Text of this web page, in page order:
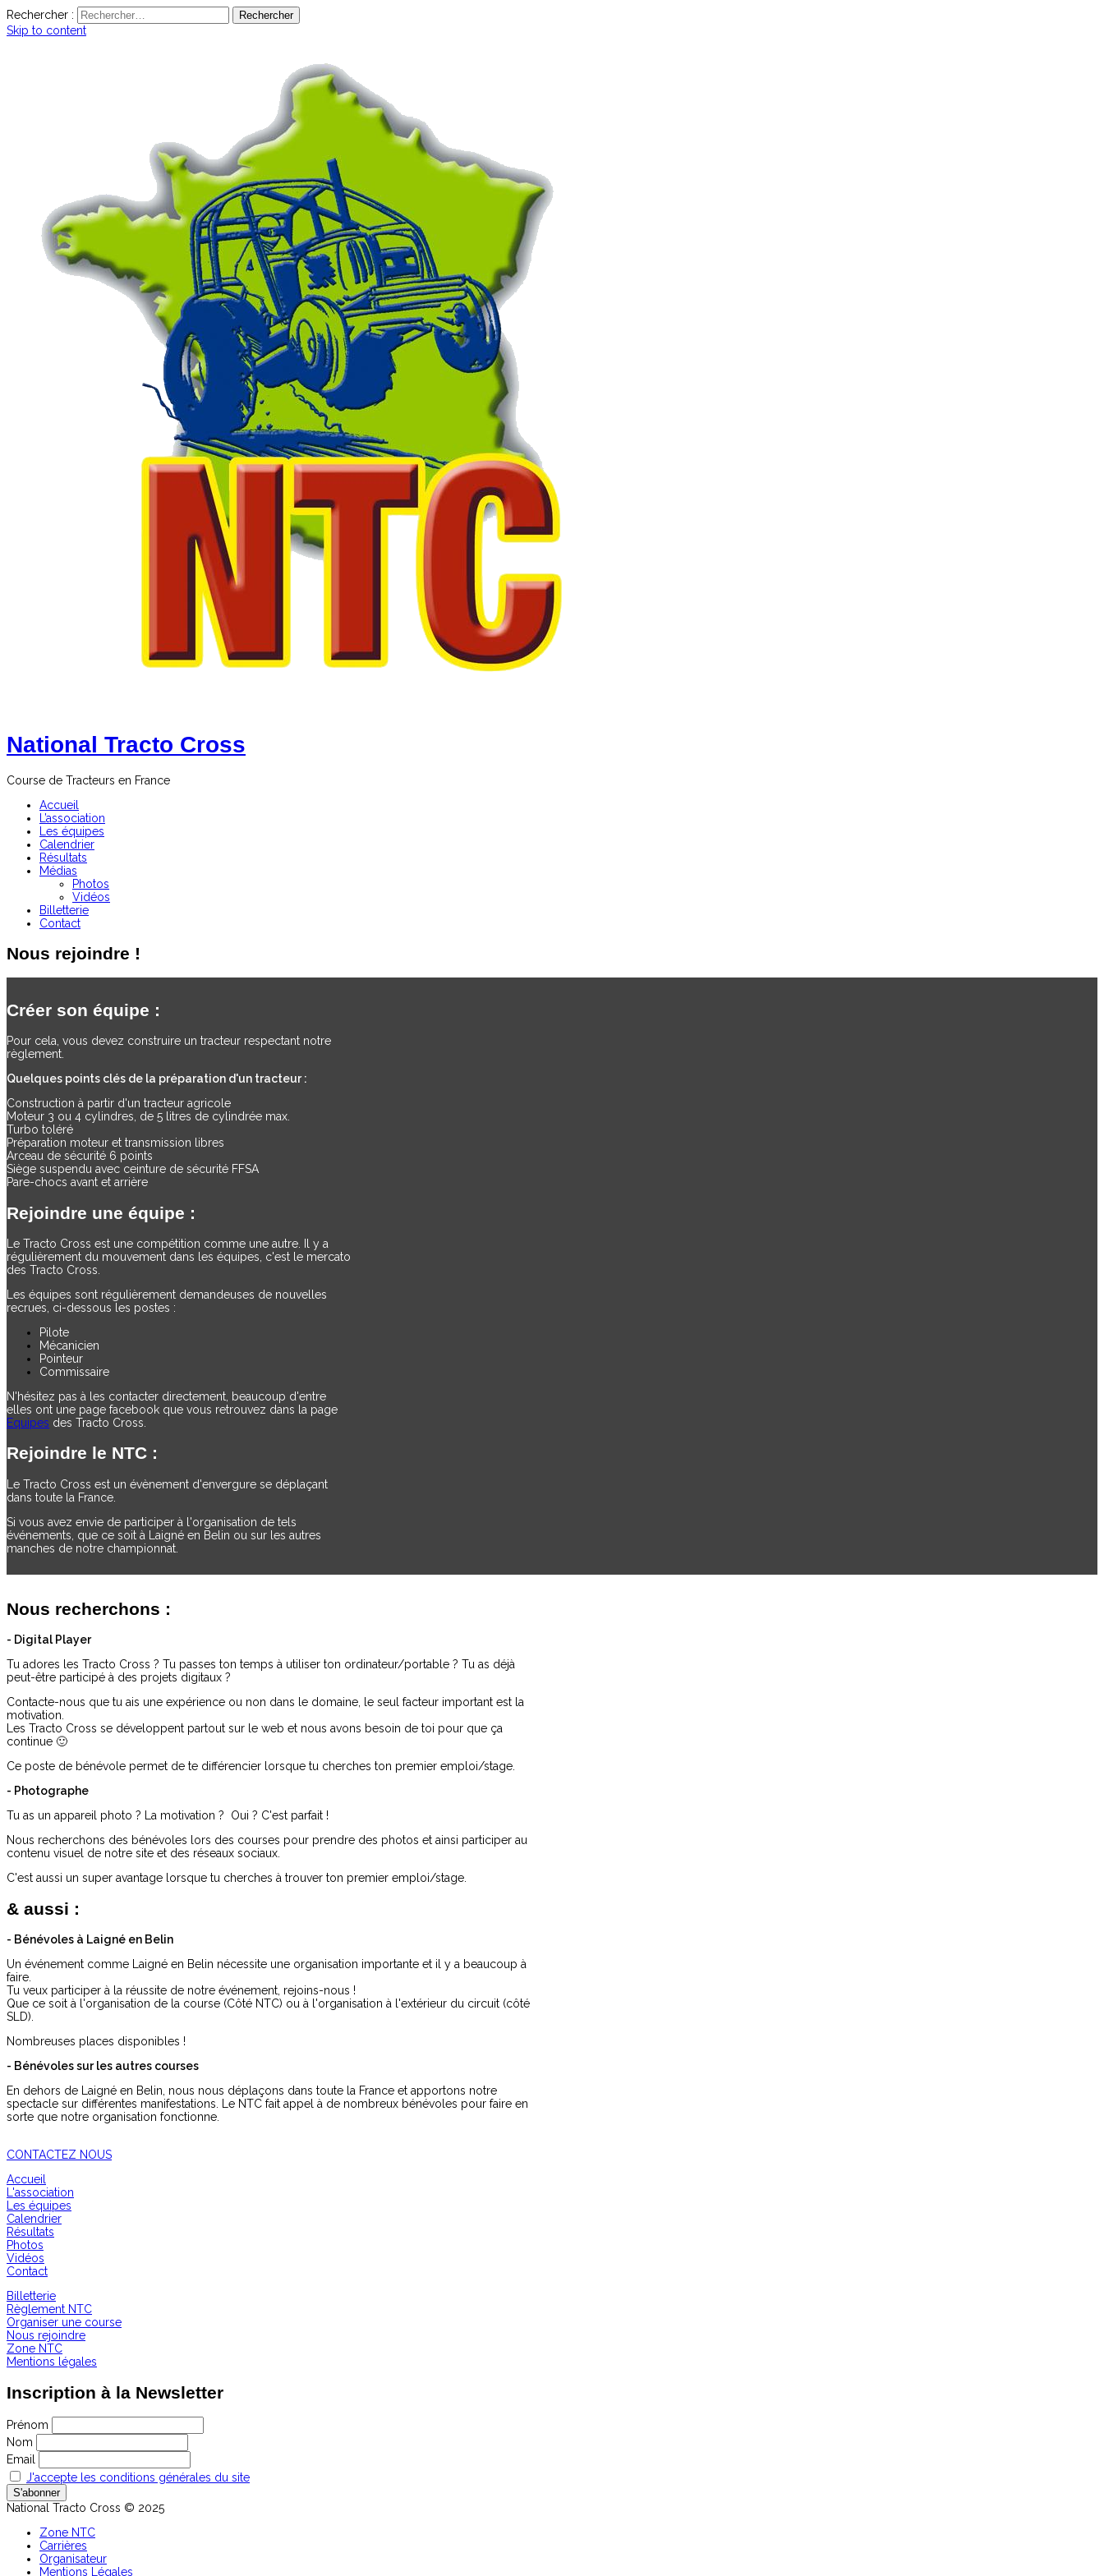
Rechercher :
Skip to content
National Tracto Cross
Course de Tracteurs en France
Accueil
L’association
Les équipes
Calendrier
Résultats
Médias
Photos
Vidéos
Billetterie
Contact
Nous rejoindre !
Créer son équipe :
Pour cela, vous devez construire un tracteur respectant notre
règlement.
Quelques points clés de la préparation d'un tracteur :
Construction à partir d'un tracteur agricole
Moteur 3 ou 4 cylindres, de 5 litres de cylindrée max.
Turbo toléré
Préparation moteur et transmission libres
Arceau de sécurité 6 points
Siège suspendu avec ceinture de sécurité FFSA
Pare-chocs avant et arrière
Rejoindre une équipe :
Le Tracto Cross est une compétition comme une autre. Il y a
régulièrement du mouvement dans les équipes, c'est le mercato
des Tracto Cross.
Les équipes sont régulièrement demandeuses de nouvelles
recrues, ci-dessous les postes :
Pilote
Mécanicien
Pointeur
Commissaire
N'hésitez pas à les contacter directement, beaucoup d'entre
elles ont une page facebook que vous retrouvez dans la page
Equipes des Tracto Cross.
Rejoindre le NTC :
Le Tracto Cross est un évènement d'envergure se déplaçant
dans toute la France.
Si vous avez envie de participer à l'organisation de tels
événements, que ce soit à Laigné en Belin ou sur les autres
manches de notre championnat.
Nous recherchons :
- Digital Player
Tu adores les Tracto Cross ? Tu passes ton temps à utiliser ton ordinateur/portable ? Tu as déjà
peut-être participé à des projets digitaux ?
Contacte-nous que tu ais une expérience ou non dans le domaine, le seul facteur important est la
motivation.
Les Tracto Cross se développent partout sur le web et nous avons besoin de toi pour que ça
continue 🙂
Ce poste de bénévole permet de te différencier lorsque tu cherches ton premier emploi/stage.
- Photographe
Tu as un appareil photo ? La motivation ? Oui ? C'est parfait !
Nous recherchons des bénévoles lors des courses pour prendre des photos et ainsi participer au
contenu visuel de notre site et des réseaux sociaux.
C'est aussi un super avantage lorsque tu cherches à trouver ton premier emploi/stage.
& aussi :
- Bénévoles à Laigné en Belin
Un événement comme Laigné en Belin nécessite une organisation importante et il y a beaucoup à
faire.
Tu veux participer à la réussite de notre événement, rejoins-nous !
Que ce soit à l'organisation de la course (Côté NTC) ou à l'organisation à l'extérieur du circuit (côté
SLD).
Nombreuses places disponibles !
- Bénévoles sur les autres courses
En dehors de Laigné en Belin, nous nous déplaçons dans toute la France et apportons notre
spectacle sur différentes manifestations. Le NTC fait appel à de nombreux bénévoles pour faire en
sorte que notre organisation fonctionne.
CONTACTEZ NOUS
Accueil
L'association
Les équipes
Calendrier
Résultats
Photos
Vidéos
Contact
Billetterie
Règlement NTC
Organiser une course
Nous rejoindre
Zone NTC
Mentions légales
Inscription à la Newsletter
Prénom
Nom
Email
J'accepte les conditions générales du site
National Tracto Cross © 2025
Zone NTC
Carrières
Organisateur
Mentions Légales